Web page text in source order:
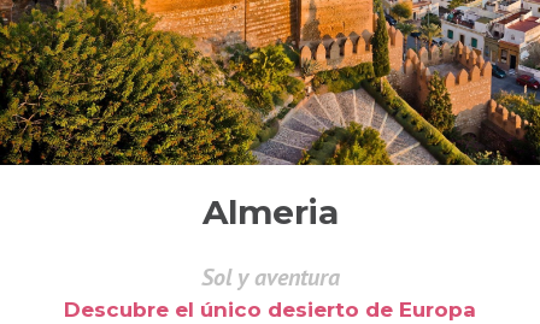
Almeria
Sol y aventura
Descubre el único desierto de Europa